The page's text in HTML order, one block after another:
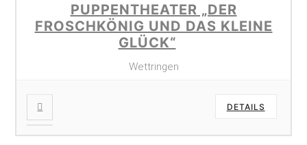
PUPPENTHEATER „DER
FROSCHKÖNIG UND DAS KLEINE
GLÜCK“
Wettringen
DETAILS